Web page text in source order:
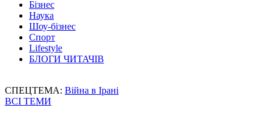
Бізнес
Наука
Шоу-бізнес
Спорт
Lifestyle
БЛОГИ ЧИТАЧІВ
СПЕЦТЕМА: Війна в Ірані
ВСІ ТЕМИ